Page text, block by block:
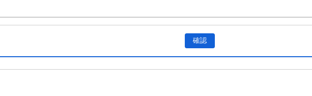
確認